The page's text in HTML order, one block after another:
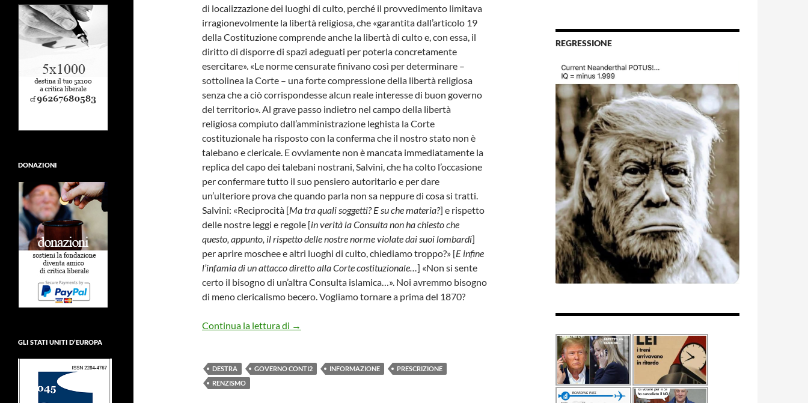
di localizzazione dei luoghi di culto, perché il provvedimento limitava
irragionevolmente la libertà religiosa, che «garantita dall’articolo 19
della Costituzione comprende anche la libertà di culto e, con essa, il
diritto di disporre di spazi adeguati per poterla concretamente
esercitare». «Le norme censurate finivano così per determinare –
sottolinea la Corte – una forte compressione della libertà religiosa
senza che a ciò corrispondesse alcun reale interesse di buon governo
del territorio». Al grave passo indietro nel campo della libertà
religiosa compiuto dall’amministrazione leghista la Corte
costituzionale ha risposto con la conferma che il nostro stato non è
talebano e clericale. E ovviamente non è mancata immediatamente la
replica del capo dei talebani nostrani, Salvini, che ha colto l’occasione
per confermare tutto il suo pensiero autoritario e per dare
un’ulteriore prova che quando parla non sa neppure di cosa si tratti.
Salvini: «Reciprocità [Ma tra quali soggetti? E su che materia?] e rispetto
delle nostre leggi e regole [in verità la Consulta non ha chiesto che
questo, appunto, il rispetto delle nostre norme violate dai suoi lombardi]
per aprire moschee e altri luoghi di culto, chiediamo troppo?» [E infine
l’infamia di un attacco diretto alla Corte costituzionale…] «Non si sente
certo il bisogno di un’altra Consulta islamica…». Noi avremmo bisogno
di meno clericalismo becero. Vogliamo tornare a prima del 1870?
Continua la lettura di TRE NOTIZIOLE
→
DESTRA GOVERNO CONTI2 INFORMAZIONE
PRESCRIZIONE
RENZISMO
REGRESSIONE
DONAZIONI
GLI STATI UNITI D’EUROPA